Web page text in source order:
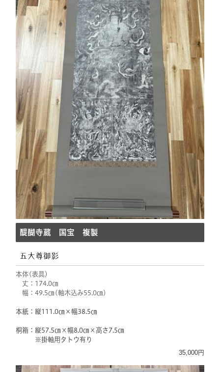
醍醐寺蔵 国宝 複製
五大尊御影
本体(表具)
丈：174.0㎝
幅：49.5㎝(軸木込み55.0㎝)
本紙：縦111.0㎝×幅38.5㎝
桐箱：縦57.5㎝×幅8.0㎝×高さ7.5㎝
※掛軸用タトウ有り
35,000円